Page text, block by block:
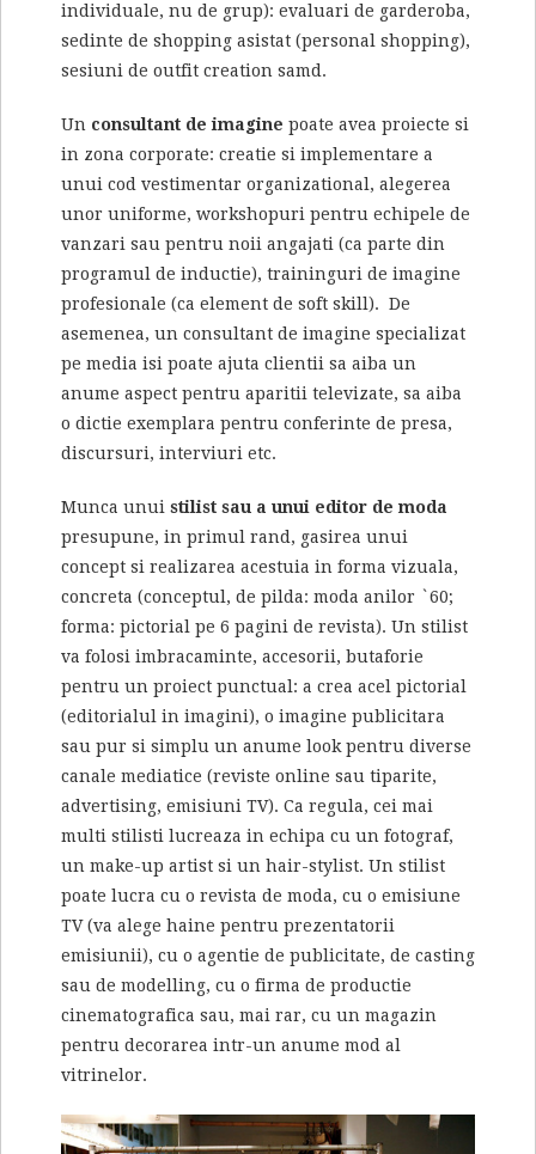
individuale, nu de grup): evaluari de garderoba,
sedinte de shopping asistat (personal shopping),
sesiuni de outfit creation samd.
Un consultant de imagine poate avea proiecte si
in zona corporate: creatie si implementare a
unui cod vestimentar organizational, alegerea
unor uniforme, workshopuri pentru echipele de
vanzari sau pentru noii angajati (ca parte din
programul de inductie), traininguri de imagine
profesionale (ca element de soft skill). De
asemenea, un consultant de imagine specializat
pe media isi poate ajuta clientii sa aiba un
anume aspect pentru aparitii televizate, sa aiba
o dictie exemplara pentru conferinte de presa,
discursuri, interviuri etc.
Munca unui stilist sau a unui editor de moda
presupune, in primul rand, gasirea unui
concept si realizarea acestuia in forma vizuala,
concreta (conceptul, de pilda: moda anilor `60;
forma: pictorial pe 6 pagini de revista). Un stilist
va folosi imbracaminte, accesorii, butaforie
pentru un proiect punctual: a crea acel pictorial
(editorialul in imagini), o imagine publicitara
sau pur si simplu un anume look pentru diverse
canale mediatice (reviste online sau tiparite,
advertising, emisiuni TV). Ca regula, cei mai
multi stilisti lucreaza in echipa cu un fotograf,
un make-up artist si un hair-stylist. Un stilist
poate lucra cu o revista de moda, cu o emisiune
TV (va alege haine pentru prezentatorii
emisiunii), cu o agentie de publicitate, de casting
sau de modelling, cu o firma de productie
cinematografica sau, mai rar, cu un magazin
pentru decorarea intr-un anume mod al
vitrinelor.